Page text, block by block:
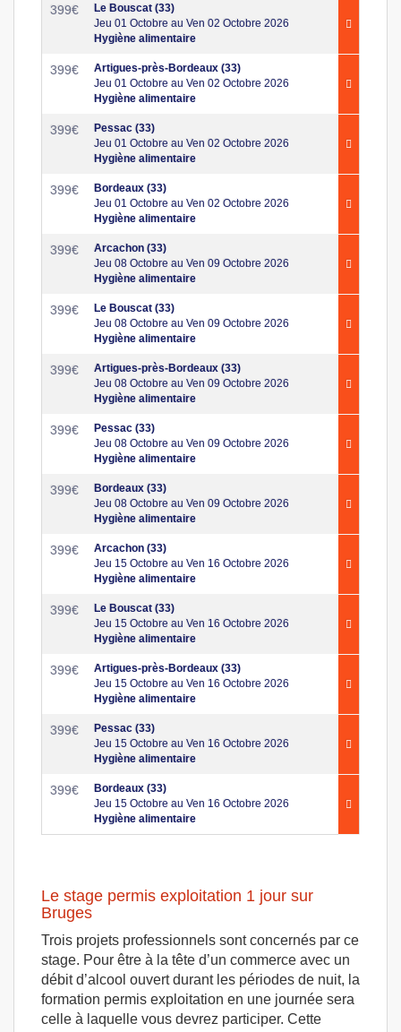
399€
Le Bouscat (33)
Jeu 01 Octobre au Ven 02 Octobre 2026
Hygiène alimentaire
399€
Artigues-près-Bordeaux (33)
Jeu 01 Octobre au Ven 02 Octobre 2026
Hygiène alimentaire
399€
Pessac (33)
Jeu 01 Octobre au Ven 02 Octobre 2026
Hygiène alimentaire
399€
Bordeaux (33)
Jeu 01 Octobre au Ven 02 Octobre 2026
Hygiène alimentaire
399€
Arcachon (33)
Jeu 08 Octobre au Ven 09 Octobre 2026
Hygiène alimentaire
399€
Le Bouscat (33)
Jeu 08 Octobre au Ven 09 Octobre 2026
Hygiène alimentaire
399€
Artigues-près-Bordeaux (33)
Jeu 08 Octobre au Ven 09 Octobre 2026
Hygiène alimentaire
399€
Pessac (33)
Jeu 08 Octobre au Ven 09 Octobre 2026
Hygiène alimentaire
399€
Bordeaux (33)
Jeu 08 Octobre au Ven 09 Octobre 2026
Hygiène alimentaire
399€
Arcachon (33)
Jeu 15 Octobre au Ven 16 Octobre 2026
Hygiène alimentaire
399€
Le Bouscat (33)
Jeu 15 Octobre au Ven 16 Octobre 2026
Hygiène alimentaire
399€
Artigues-près-Bordeaux (33)
Jeu 15 Octobre au Ven 16 Octobre 2026
Hygiène alimentaire
399€
Pessac (33)
Jeu 15 Octobre au Ven 16 Octobre 2026
Hygiène alimentaire
399€
Bordeaux (33)
Jeu 15 Octobre au Ven 16 Octobre 2026
Hygiène alimentaire
Le stage permis exploitation 1 jour sur
Bruges
Trois projets professionnels sont concernés par ce
stage. Pour être à la tête d’un commerce avec un
débit d’alcool ouvert durant les périodes de nuit, la
formation permis exploitation en une journée sera
celle à laquelle vous devrez participer. Cette